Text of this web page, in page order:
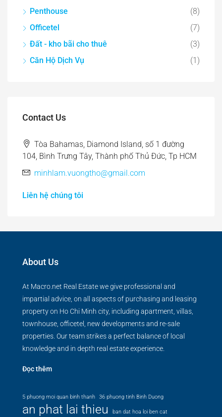
Penthouse
(8)
Officetel
(7)
Đất - kho bãi cho thuê
(3)
Căn Hộ Dịch Vụ
(1)
Contact Us
Tòa Bahamas, Diamond Island, số 1 đường
104, Bình Trưng Tây, Thành phố Thủ Đức, Tp HCM
minhlam.vuongtho@gmail.com
Liên hệ chúng tôi
About Us
At Macro.net Real Estate we give professional and
impartial advice, on all aspects of purchasing and leasing
property on Ho Chi Minh city, including apartment, villas,
townhouse, officetel, new developments and re-sale
properties. Our team strikes a perfect balance of local
knowledge and in depth real estate experience.
Đọc thêm
5 phuong moi quan binh thanh 36 phuong tinh Binh Duong
an phat lai thieu
ban dat hoa loi ben cat